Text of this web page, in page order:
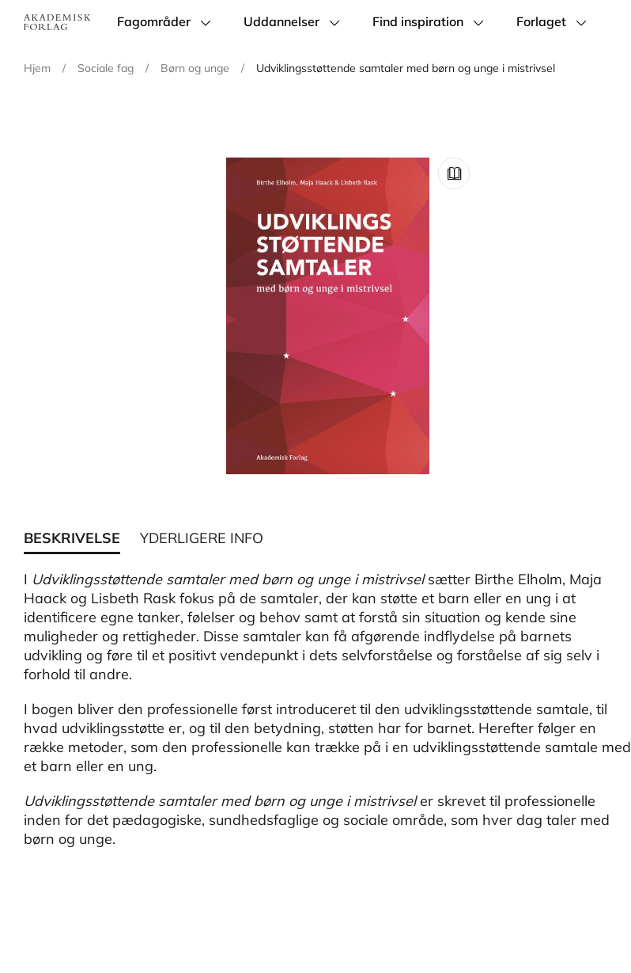
Main
Fagområder Uddannelser Find inspiration Forlaget
Hjem / Sociale fag / Børn og unge / Udviklingsstøttende samtaler med børn og unge i mistrivsel
BESKRIVELSE YDERLIGERE INFO
I Udviklingsstøttende samtaler med børn og unge i mistrivselsætter Birthe Elholm, Maja
Haack og Lisbeth Rask fokus på de samtaler, der kan støtte et barn eller en ung i at
identificere egne tanker, følelser og behov samt at forstå sin situation og kende sine
muligheder og rettigheder. Disse samtaler kan få afgørende indflydelse på barnets
udvikling og føre til et positivt vendepunkt i dets selvforståelse og forståelse af sig selv i
forhold til andre.
I bogen bliver den professionelle først introduceret til den udviklingsstøttende samtale, til
hvad udviklingsstøtte er, og til den betydning, støtten har for barnet. Herefter følger en
række metoder, som den professionelle kan trække på i en udviklingsstøttende samtale med
et barn eller en ung.
Udviklingsstøttende samtaler med børn og unge i mistrivseler skrevet til professionelle
inden for det pædagogiske, sundhedsfaglige og sociale område, som hver dag taler med
børn og unge.